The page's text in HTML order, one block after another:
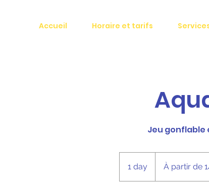
Accueil Horaire et tarifs
Jeu gonflable
1 day
d
partir
144 dollars
À partir de